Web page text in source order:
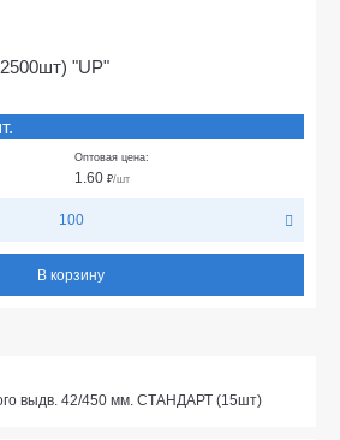
"UP"
Оптовая цена:
1.60 ₽/шт
100
В корзину
выдв. 42/450 мм. СТАНДАРТ (15шт)